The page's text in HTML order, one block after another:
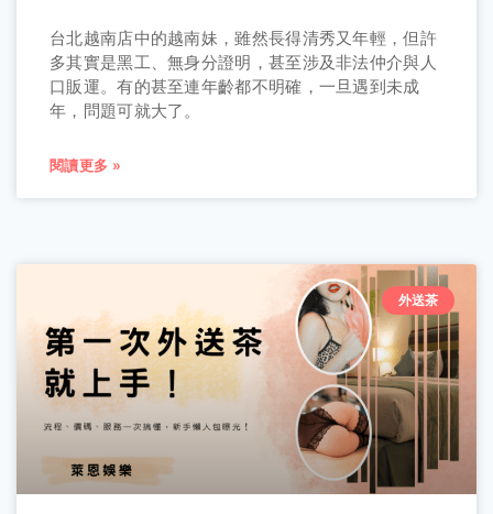
台北越南店中的越南妹，雖然長得清秀又年輕，但許
多其實是黑工、無身分證明，甚至涉及非法仲介與人
口販運。有的甚至連年齡都不明確，一旦遇到未成
年，問題可就大了。
閱讀更多 »
外送茶